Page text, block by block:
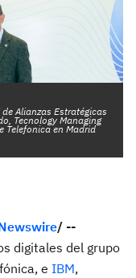
Alianzas Estratégicas
Tecnology Managing
Telefonica en Madrid
/ --
digitales del grupo
e IBM,